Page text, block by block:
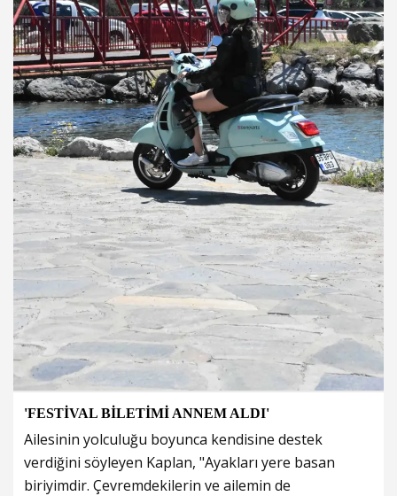
'FESTİVAL BİLETİMİ ANNEM ALDI'
Ailesinin yolculuğu boyunca kendisine destek
verdiğini söyleyen Kaplan, "Ayakları yere basan
biriyimdir. Çevremdekilerin ve ailemin de